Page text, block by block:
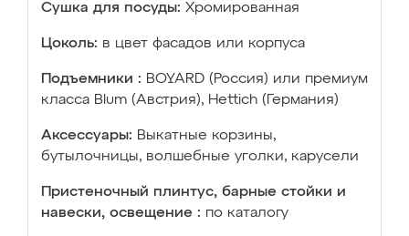
Сушка для посуды: Хромированная
Цоколь: в цвет фасадов или корпуса
Подъемники : BOYARD (Россия) или премиум
класса Blum (Австрия), Hettich (Германия)
Аксессуары: Выкатные корзины,
бутылочницы, волшебные уголки, карусели
Пристеночный плинтус, барные стойки и
навески, освещение : по каталогу